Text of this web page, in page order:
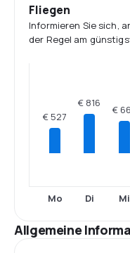
Fliegen
Informieren Sie sich,
der Regel am
€ 527
Mo
€ 816
Di
€
Mi
Allgemeine